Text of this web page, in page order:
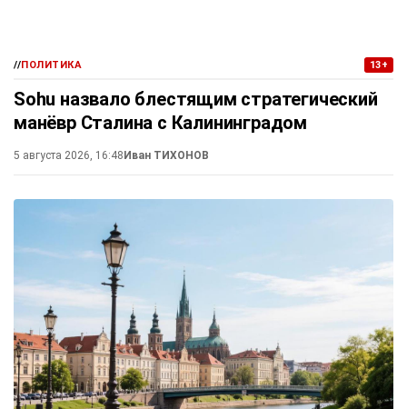
//ПОЛИТИКА 13+
Sohu назвало блестящим стратегический
манёвр Сталина с Калининградом
5 августа 2026, 16:48 Иван ТИХОНОВ